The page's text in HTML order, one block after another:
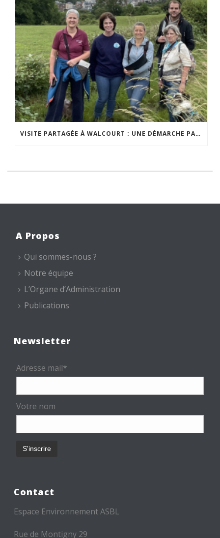
VISITE PARTAGÉE À WALCOURT : UNE DÉMARCHE PARTICIPATIVE ANIMÉE PAR ESPACE ENVIRONNEMENT
A Propos
Qui sommes-nous ?
Notre équipe
L’Organe d’Administration
Publications
Newsletter
Adresse mail*
Votre nom
Contact
Espace Environnement ASBL
Rue de Montigny 29